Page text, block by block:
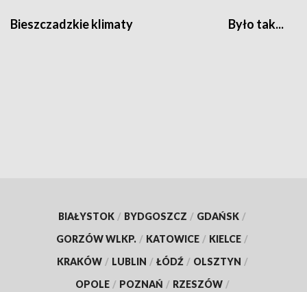
Bieszczadzkie klimaty Było tak...
BIAŁYSTOK / BYDGOSZCZ / GDAŃSK /
GORZÓW WLKP. / KATOWICE / KIELCE /
KRAKÓW / LUBLIN / ŁÓDŹ / OLSZTYN /
OPOLE / POZNAŃ / RZESZÓW /